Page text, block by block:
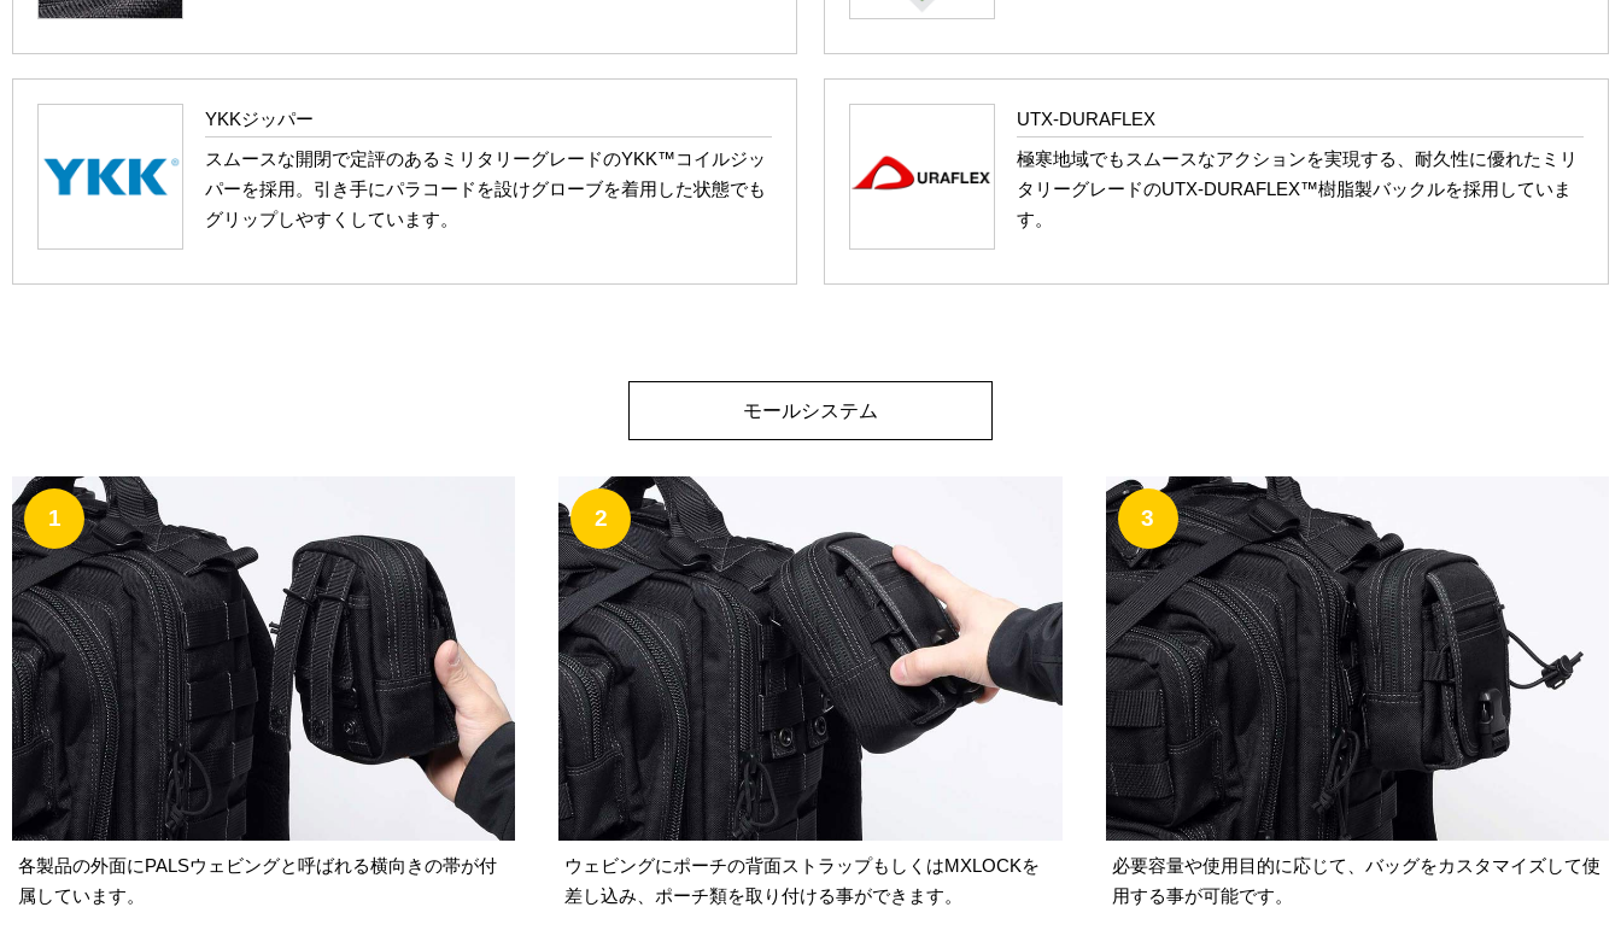
YKKジッパー
スムースな開閉で定評のあるミリタリーグレードのYKK™コイルジッ
パーを採用。引き手にパラコードを設けグローブを着用した状態でも
グリップしやすくしています。
UTX-DURAFLEX
極寒地域でもスムースなアクションを実現する、耐久性に優れたミリ
タリーグレードのUTX-DURAFLEX™樹脂製バックルを採用していま
す。
モールシステム
1
各製品の外面にPALSウェビングと呼ばれる横向きの帯が付
属しています。
2
ウェビングにポーチの背面ストラップもしくはMXLOCKを
差し込み、ポーチ類を取り付ける事ができます。
3
必要容量や使用目的に応じて、バッグをカスタマイズして使
用する事が可能です。